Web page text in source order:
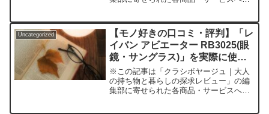
とは？」最近増えてきた「安くておしゃ
れなメガネ」。ですが長...
Uncategorized
【モノ好きの口コミ・評判】「レ
イバン アビエーター RB3025(眼
鏡・サングラス)」を実際に使っ
てみた正直感想
※この記事は「クラシボヤージュ｜大人
の持ち物と暮らしの探求レビュー」の編
集部に寄せられた各商品・サービスへの